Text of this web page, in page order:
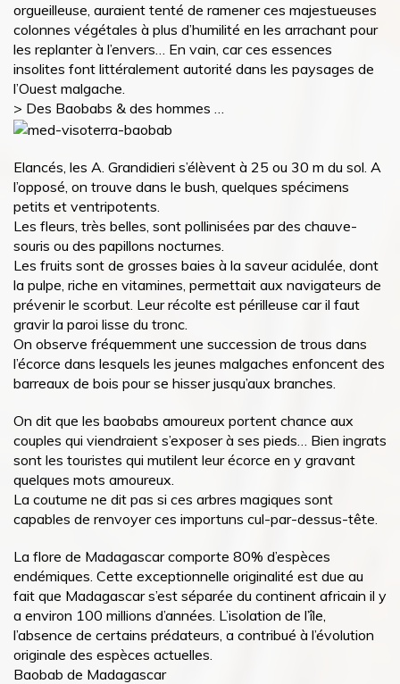
orgueilleuse, auraient tenté de ramener ces majestueuses
colonnes végétales à plus d’humilité en les arrachant pour
les replanter à l’envers… En vain, car ces essences
insolites font littéralement autorité dans les paysages de
l’Ouest malgache.
> Des Baobabs & des hommes …
Elancés, les A. Grandidieri s’élèvent à 25 ou 30 m du sol. A
l’opposé, on trouve dans le bush, quelques spécimens
petits et ventripotents.
Les fleurs, très belles, sont pollinisées par des chauve-
souris ou des papillons nocturnes.
Les fruits sont de grosses baies à la saveur acidulée, dont
la pulpe, riche en vitamines, permettait aux navigateurs de
prévenir le scorbut. Leur récolte est périlleuse car il faut
gravir la paroi lisse du tronc.
On observe fréquemment une succession de trous dans
l’écorce dans lesquels les jeunes malgaches enfoncent des
barreaux de bois pour se hisser jusqu’aux branches.
On dit que les baobabs amoureux portent chance aux
couples qui viendraient s’exposer à ses pieds… Bien ingrats
sont les touristes qui mutilent leur écorce en y gravant
quelques mots amoureux.
La coutume ne dit pas si ces arbres magiques sont
capables de renvoyer ces importuns cul-par-dessus-tête.
La flore de Madagascar comporte 80% d’espèces
endémiques. Cette exceptionnelle originalité est due au
fait que Madagascar s’est séparée du continent africain il y
a environ 100 millions d’années. L’isolation de l’île,
l’absence de certains prédateurs, a contribué à l’évolution
originale des espèces actuelles.
Baobab de Madagascar